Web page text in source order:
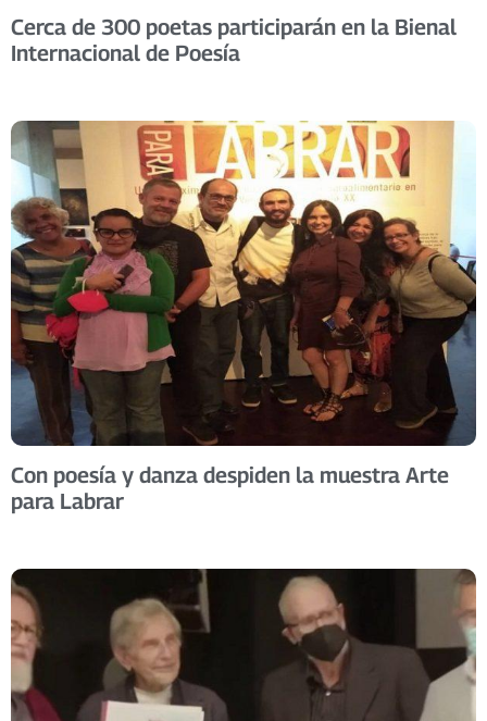
Cerca de 300 poetas participarán en la Bienal
Internacional de Poesía
Con poesía y danza despiden la muestra Arte
para Labrar